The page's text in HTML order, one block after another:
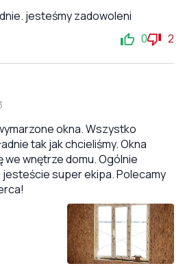
jesteśmy zadowoleni
0 2
okna. Wszystko
tak jak chcieliśmy. Okna
we wnętrze domu. Ogólnie
super ekipa. Polecamy